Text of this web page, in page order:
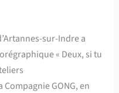
sur-Indre a
« Deux, si tu
GONG, en